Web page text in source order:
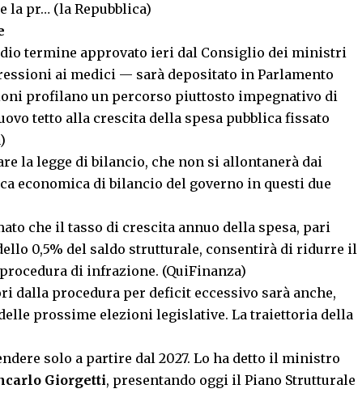
la pr… (la Repubblica)
termine approvato ieri dal Consiglio dei ministri
ai medici — sarà depositato in Parlamento
profilano un percorso piuttosto impegnativo di
tetto alla crescita della spesa pubblica fissato
la legge di bilancio, che non si allontanerà dai
economica di bilancio del governo in questi due
che il tasso di crescita annuo della spesa, pari
0,5% del saldo strutturale, consentirà di ridurre il
di infrazione. (QuiFinanza)
dalla procedura per deficit eccessivo sarà anche,
prossime elezioni legislative. La traiettoria della
solo a partire dal 2027. Lo ha detto il ministro
Giorgetti, presentando oggi il Piano Strutturale